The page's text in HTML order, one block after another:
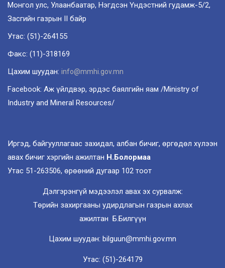
Монгол улс, Улаанбаатар, Нэгдсэн Үндэстний гудамж-5/2,
Засгийн газрын II байр
Утас: (51)-264155
Факс: (11)-318169
Цахим шуудан: info@mmhi.gov.mn
Facebook: Аж үйлдвэр, эрдэс баялгийн яам /Ministry of
Industry and Mineral Resources/
Иргэд, байгууллагаас захидал, албан бичиг, өргөдөл хүлээн
авах бичиг хэргийн ажилтан Н.Болормаа
Утас 51-263506, өрөөний дугаар 102 тоот
Дэлгэрэнгүй мэдээлэл авах эх сурвалж:
Төрийн захиргааны удирдлагын газрын ахлах
ажилтан Б.Билгүүн
Цахим шуудан: bilguun@mmhi.gov.mn
Утас: (51)-264179